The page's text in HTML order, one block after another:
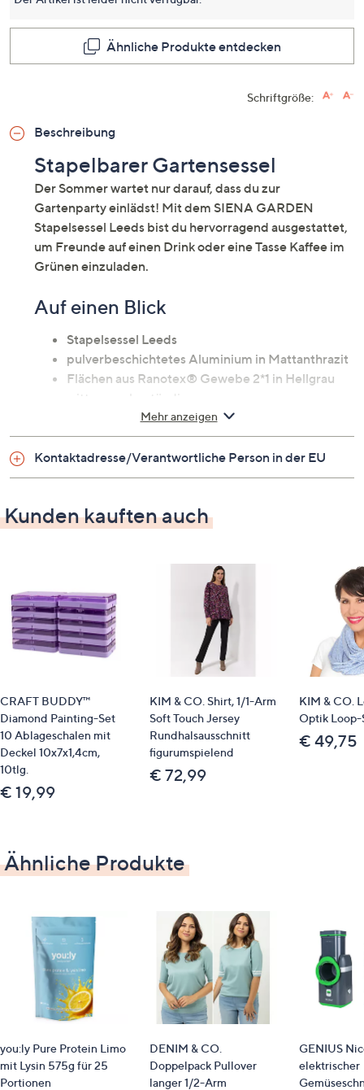
Link
Seite.
Ähnliche Produkte entdecken
Schriftgröße:
Beschreibung
Stapelbarer Gartensessel
Der Sommer wartet nur darauf, dass du zur
Gartenparty einlädst! Mit dem SIENA GARDEN
Stapelsessel Leeds bist du hervorragend ausgestattet,
um Freunde auf einen Drink oder eine Tasse Kaffee im
Grünen einzuladen.
Auf einen Blick
Stapelsessel Leeds
pulverbeschichtetes Aluminium in Mattanthrazit
Flächen aus Ranotex® Gewebe 2*1 in Hellgrau
stapelbar
schwarze Fußkappen aus Kunststoff
Länge x Breite x Höhe: ca. 58 x 54 x 88 cm
Sitzhöhe: 450 mm
Sitzlänge: 44 mm
Material
pulverbeschichtetes Aluminium, Ranotex®
Identifikationsnummer
GTIN: 4055938507868
Mehr anzeigen
Kontaktadresse/Verantwortliche Person in der EU
Kunden kauften auch
CRAFT BUDDY™
Diamond Painting-Set
10 Ablageschalen mit
Deckel 10x7x1,4cm,
10tlg.
€ 19,99
KIM & CO. Shirt, 1/1-Arm
Soft Touch Jersey
Rundhalsausschnitt
figurumspielend
€ 72,99
KIM & CO.
Optik Loop-
€ 49,75
Ähnliche Produkte
you:ly Pure Protein Limo
mit Lysin 575g für 25
Portionen
DENIM & CO.
Doppelpack Pullover
langer 1/2-Arm
GENIUS
elektrischer